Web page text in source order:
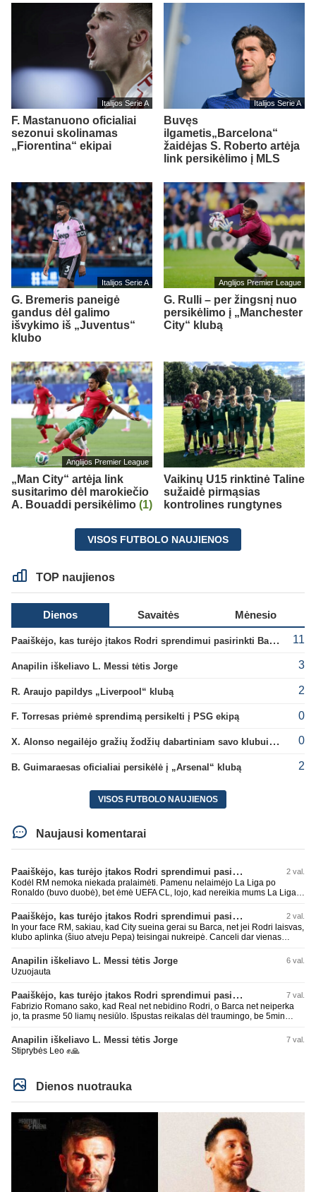
Italijos Serie A
F. Mastanuono oficialiai
sezonui skolinamas
„Fiorentina“ ekipai
Italijos Serie A
Buvęs
ilgametis„Barcelona“
žaidėjas S. Roberto artėja
link persikėlimo į MLS
Italijos Serie A
G. Bremeris paneigė
gandus dėl galimo
išvykimo iš „Juventus“
klubo
Anglijos Premier League
G. Rulli – per žingsnį nuo
persikėlimo į „Manchester
City“ klubą
Anglijos Premier League
„Man City“ artėja link
susitarimo dėl marokiečio
A. Bouaddi persikėlimo (1)
Vaikinų U15 rinktinė Taline
sužaidė pirmąsias
kontrolines rungtynes
VISOS FUTBOLO NAUJIENOS
TOP naujienos
Dienos Savaitės Mėnesio
Paaiškėjo, kas turėjo įtakos Rodri sprendimui pasirinkti Barselonos pusę 11
Anapilin iškeliavo L. Messi tėtis Jorge 3
R. Araujo papildys „Liverpool“ klubą 2
F. Torresas priėmė sprendimą persikelti į PSG ekipą 0
X. Alonso negailėjo gražių žodžių dabartiniam savo klubui „Chelsea“ 0
B. Guimaraesas oficialiai persikėlė į „Arsenal“ klubą 2
VISOS FUTBOLO NAUJIENOS
Naujausi komentarai
Paaiškėjo, kas turėjo įtakos Rodri sprendimui pasirinkti Barselonos pusę 2 val.
Kodėl RM nemoka niekada pralaimėti. Pamenu nelaimėjo La Liga po
Ronaldo (buvo duobė), bet ėmė UEFA CL, lojo, kad nereikia mums La Liga,
laimėti La Liga. Dabar vėl gavo nuo Barcos ir Rodri ateina ne pas juos, vėl
nereikia mums jo, senas ir t.t. Gal davai vyriškai priimkit tuos pralaimėjimus
be kvailų nereikia, nenorim ir t.t.
Paaiškėjo, kas turėjo įtakos Rodri sprendimui pasirinkti Barselonos pusę 2 val.
In your face RM, sakiau, kad City sueina gerai su Barca, net jei Rodri laisvas,
klubo aplinka (šiuo atveju Pepa) teisingai nukreipė. Canceli dar vienas
Super
Anapilin iškeliavo L. Messi tėtis Jorge 6 val.
Uzuojauta
Paaiškėjo, kas turėjo įtakos Rodri sprendimui pasirinkti Barselonos pusę 7 val.
Fabrizio Romano sako, kad Real net nebidino Rodri, o Barca net neiperka
jo, ta prasme 50 liamų nesiūlo. Išpustas reikalas dėl traumingo, be 5min
Anapilin iškeliavo L. Messi tėtis Jorge 7 val.
Stiprybės Leo ✊🙏
Dienos nuotrauka